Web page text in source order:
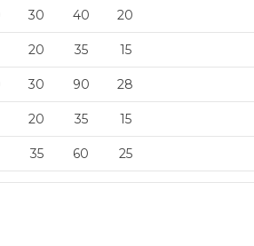
30 40 20
20 35 15
30 90 28
20 35 15
35 60 25